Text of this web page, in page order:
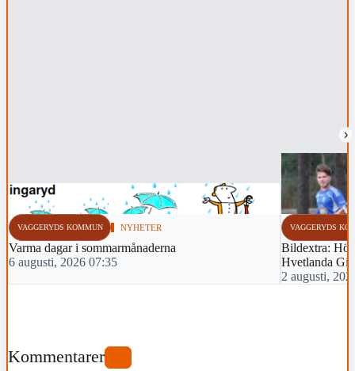
›
VAGGERYDS KOMMUN NYHETER
Varma dagar i sommarmånaderna
6 augusti, 2026 07:35
VAGGERYDS
Bildextra:
Hvetlanda Gif
2 augusti,
Kommentarer